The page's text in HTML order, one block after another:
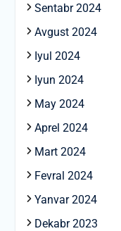
Sentabr 2024
Avgust 2024
Iyul 2024
Iyun 2024
May 2024
Aprel 2024
Mart 2024
Fevral 2024
Yanvar 2024
Dekabr 2023